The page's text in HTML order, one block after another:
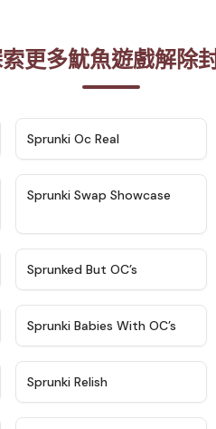
更多魷魚遊戲解除
Sprunki Oc Real
★ 4.6
Sprunki Swap Showcase
Sprunked But OC’s
★ 4.8
Sprunki Babies With OC’s
Sprunki Relish